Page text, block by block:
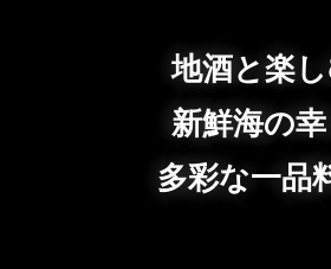
地酒と楽
新鮮海の幸
多彩な一品